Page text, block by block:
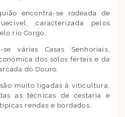
encontra-se rodeada de
caracterizada pelos
rio Corgo.
várias Casas Senhoriais,
dos solos férteis e da
do Douro.
muito ligadas à viticultura,
as técnicas de cestaria e
rendas e bordados.